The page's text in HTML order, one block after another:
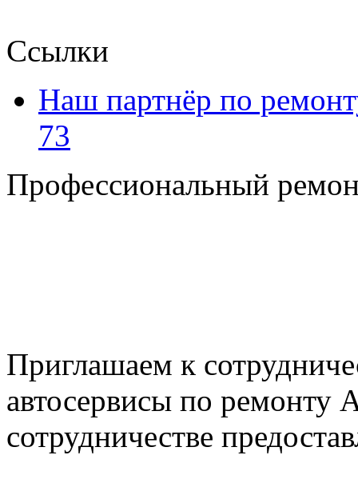
Ссылки
Наш партнёр по
73
Профессиональный
Приглашаем к
автосервисы по
сотрудничестве